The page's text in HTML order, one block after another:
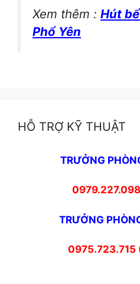
Xem thêm : Hút
Phổ Yên
HỖ TRỢ KỸ THUẬT
TRƯỞNG
TRƯỞNG
0975.723.715